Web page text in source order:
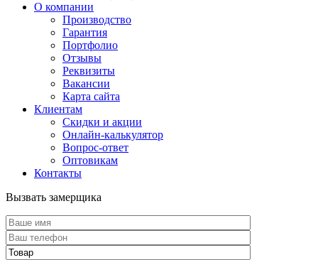
О компании
Производство
Гарантия
Портфолио
Отзывы
Реквизиты
Вакансии
Карта сайта
Клиентам
Скидки и акции
Онлайн-калькулятор
Вопрос-ответ
Оптовикам
Контакты
Вызвать замерщика